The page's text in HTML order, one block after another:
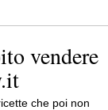
vendere
che poi non